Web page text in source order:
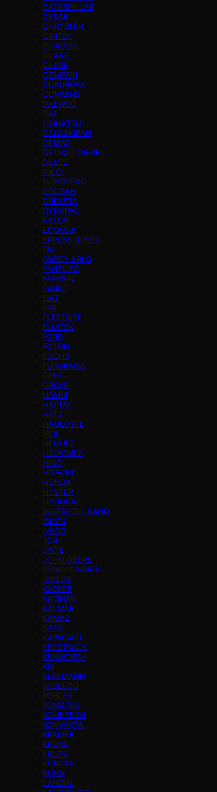
CATERPILLAR
CESAB
CHRYSLER
CIMTEK
CITROEN
CLAAS
CLARK
COMPAIR
CUKUROVA
CUMMINS
DAEWOO
DAF
DAIHATSU
DALGAKIRAN
DEMAG
DETROIT DIESEL
DEUTZ
DIECI
DONGFENG
DOOSAN
DRESSTA
DYNAPAC
EATON
ECOMAK
EPPENSTEINER
FAI
FAIREY ARLO
FANTUZZI
FARESIN
FENDT
FIAT
FINI
FLEETRITE
FLUITEK
FORD
FOTON
FUCHS
FURUKAWA
GEHL
GROVE
HAMM
HATTAT
HATZ
HAULOTTE
HEIL
HEULIEZ
HİDROMEK
HINO
HITACHI
HONDA
HYSTER
HYUNDAI
INGERSOLL RAND
ISUZU
IVECO
JCB
JİNTE
JOHN DEERE
JUNGHEINRICH
JUNJIN
KAESER
KAISHAN
KALMAR
KAMAZ
KATO
KAWASAKI
KEESTRACK
KENWORTH
KIA
KLEEMANN
KOBELCO
KOHLER
KOMATSU
KOMPTECH
KONVEKTA
KRAMER
KRONE
KRUPP
KUBOTA
KUHN
LANDINI